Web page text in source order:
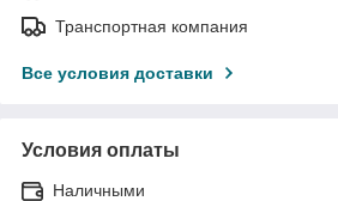
Транспортная компания
Все условия доставки
Условия оплаты
Наличными